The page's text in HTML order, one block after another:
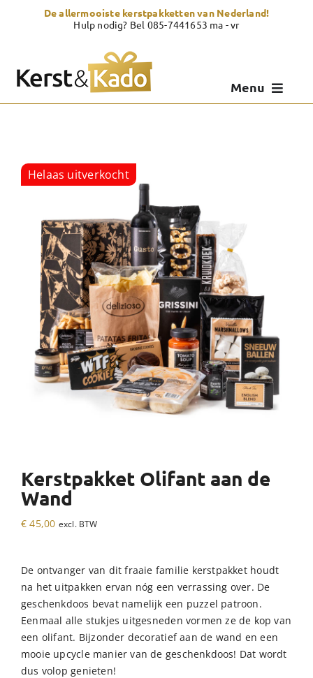
De allermooiste kerstpakketten van Nederland!
Hulp nodig? Bel 085-7441653 ma - vr
Menu
Showroom
Over Kerst & Kado
Helaas uitverkocht
Kerstpakket Olifant aan de
Wand
€ 45,00 excl. BTW
De ontvanger van dit fraaie familie kerstpakket houdt
na het uitpakken ervan nóg een verrassing over. De
geschenkdoos bevat namelijk een puzzel patroon.
Eenmaal alle stukjes uitgesneden vormen ze de kop van
een olifant. Bijzonder decoratief aan de wand en een
mooie upcycle manier van de geschenkdoos! Dat wordt
dus volop genieten!